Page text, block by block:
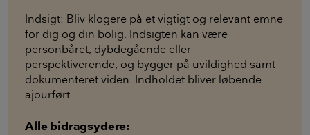
Indsigt: Bliv klogere på et vigtigt og relevant emne
for dig og din bolig. Indsigten kan være
personbåret, dybdegående eller
perspektiverende, og bygger på uvildighed samt
dokumenteret viden. Indholdet bliver løbende
ajourført.
Alle bidragsydere: